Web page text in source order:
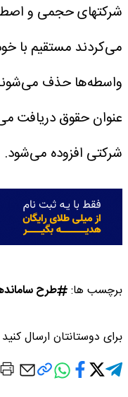
شرکتهای حجمی و
می‌کردند مستقیم با
واسطه‌ها حذف
عنوان حقوق دریافت
شرکتی افزوده می‌شود.
برچسب ها: طرح
برای دوستانتان ارسال کنید